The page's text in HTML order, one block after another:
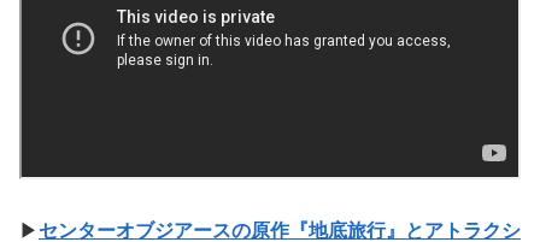
▶ センターオブジアースの原作『地底旅行』とアトラクシ